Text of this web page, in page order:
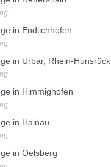
in Endlichhofen
in Urbar, Rhein-Hunsrück
in Himmighofen
in Hainau
in Oelsberg